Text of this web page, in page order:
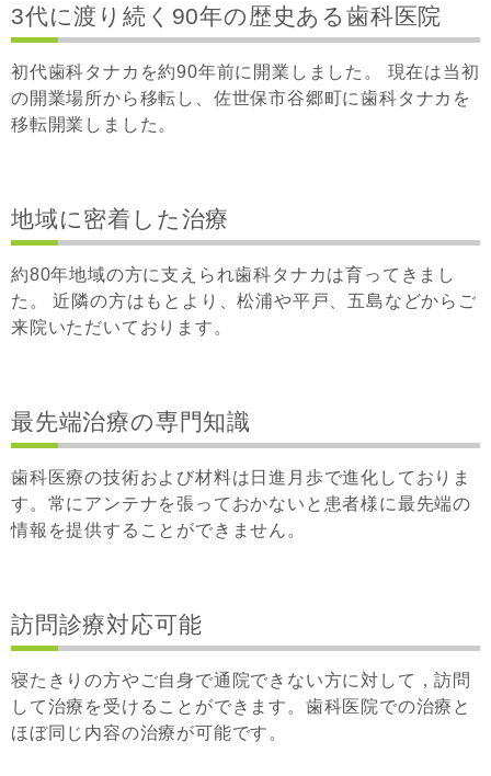
3代に渡り続く90年の歴史ある歯科医院
初代歯科タナカを約90年前に開業しました。 現在は当初
の開業場所から移転し、佐世保市谷郷町に歯科タナカを
移転開業しました。
地域に密着した治療
約80年地域の方に支えられ歯科タナカは育ってきまし
た。 近隣の方はもとより、松浦や平戸、五島などからご
来院いただいております。
最先端治療の専門知識
歯科医療の技術および材料は日進月歩で進化しておりま
す。常にアンテナを張っておかないと患者様に最先端の
情報を提供することができません。
訪問診療対応可能
寝たきりの方やご自身で通院できない方に対して，訪問
して治療を受けることができます。歯科医院での治療と
ほぼ同じ内容の治療が可能です。